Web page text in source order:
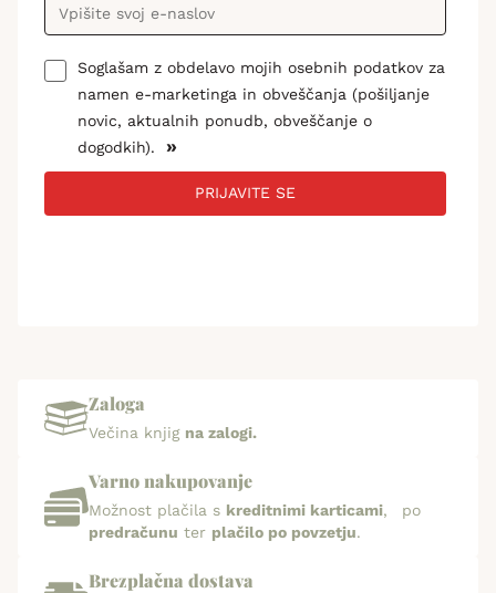
Soglašam z obdelavo mojih osebnih podatkov za
namen e-marketinga in obveščanja (pošiljanje
novic, aktualnih ponudb, obveščanje o
dogodkih).
»
PRIJAVITE SE
Zaloga
Večina knjig na zalogi.
Varno nakupovanje
Možnost plačila s kreditnimi karticami, po
predračunu ter plačilo po povzetju.
Brezplačna dostava